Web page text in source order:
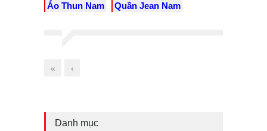
Áo Thun Nam
Quần Jean Nam
« ‹
Danh mục